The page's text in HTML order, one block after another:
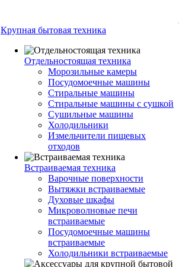
Крупная бытовая техника
Отдельностоящая техника
Морозильные камеры
Посудомоечные машины
Стиральные машины
Стиральные машины с сушкой
Сушильные машины
Холодильники
Измельчители пищевых
отходов
Встраиваемая техника
Варочные поверхности
Вытяжки встраиваемые
Духовые шкафы
Микроволновые печи
встраиваемые
Посудомоечные машины
встраиваемые
Холодильники встраиваемые